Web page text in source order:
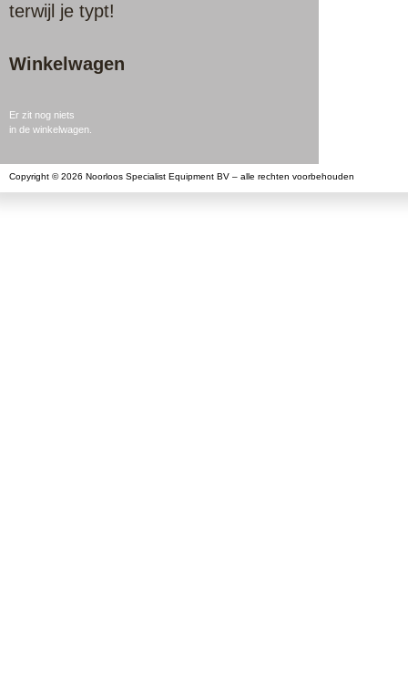
terwijl je typt!
Winkelwagen
Er zit nog niets
in de winkelwagen.
Copyright © 2026 Noorloos Specialist Equipment BV – alle rechten voorbehouden